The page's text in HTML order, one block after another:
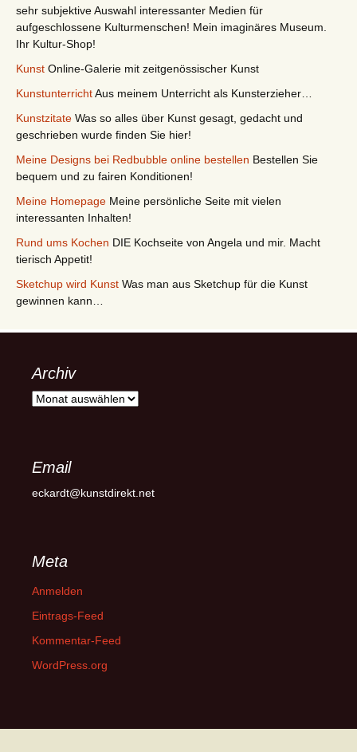
sehr subjektive Auswahl interessanter Medien für
aufgeschlossene Kulturmenschen! Mein imaginäres Museum.
Ihr Kultur-Shop!
Kunst Online-Galerie mit zeitgenössischer Kunst
KunstunterrichtAus meinem Unterricht als Kunsterzieher…
Kunstzitate Was so alles über Kunst gesagt, gedacht und
geschrieben wurde finden Sie hier!
Meine Designs bei Redbubble online bestellen Bestellen Sie
bequem und zu fairen Konditionen!
Meine Homepage Meine persönliche Seite mit vielen
interessanten Inhalten!
Rund ums Kochen DIE Kochseite von Angela und mir. Macht
tierisch Appetit!
Sketchup wird Kunst Was man aus Sketchup für die Kunst
gewinnen kann…
Archiv
Archiv
Email
eckardt@kunstdirekt.net
Meta
Anmelden
Eintrags-Feed
Kommentar-Feed
WordPress.org